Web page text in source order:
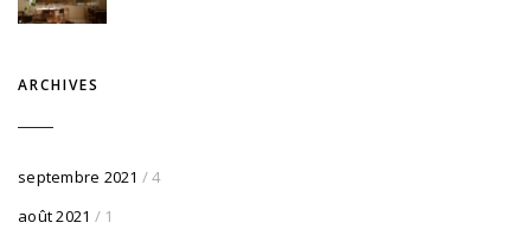
ARCHIVES
septembre 2021 / 4
août 2021 / 1